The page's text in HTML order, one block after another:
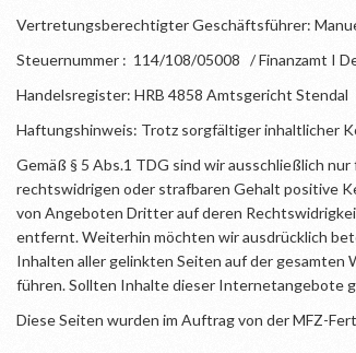
Vertretungsberechtigter Geschäftsführer:
Steuernummer : 114/108/05008 / Finanzamt I
Handelsregister: HRB 4858 Amtsgericht Stendal
Haftungshinweis: Trotz sorgfältiger inhaltlicher
Gemäß § 5 Abs.1 TDG sind wir ausschließlich
rechtswidrigen oder strafbaren Gehalt positive
von Angeboten Dritter auf deren
entfernt. Weiterhin möchten wir ausdrücklich
Inhalten aller gelinkten Seiten auf der gesamten
führen. Sollten Inhalte dieser Internetangebote
Diese Seiten wurden im Auftrag von der MFZ-